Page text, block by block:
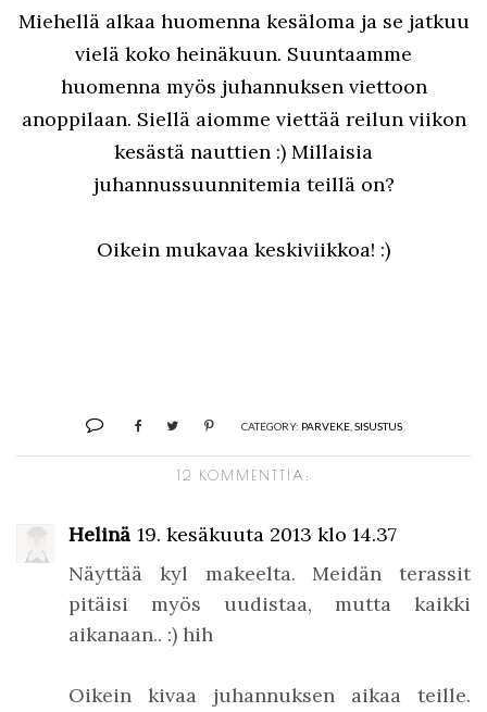
Miehellä alkaa huomenna kesäloma ja se jatkuu
vielä koko heinäkuun. Suuntaamme
huomenna myös juhannuksen viettoon
anoppilaan. Siellä aiomme viettää reilun viikon
kesästä nauttien :) Millaisia
juhannussuunnitemia teillä on?
Oikein mukavaa keskiviikkoa! :)
CATEGORY: PARVEKE, SISUSTUS
12 KOMMENTTIA:
Helinä 19. kesäkuuta 2013 klo 14.37
Näyttää kyl makeelta. Meidän terassit
pitäisi myös uudistaa, mutta kaikki
aikanaan.. :) hih
Oikein kivaa juhannuksen aikaa teille.